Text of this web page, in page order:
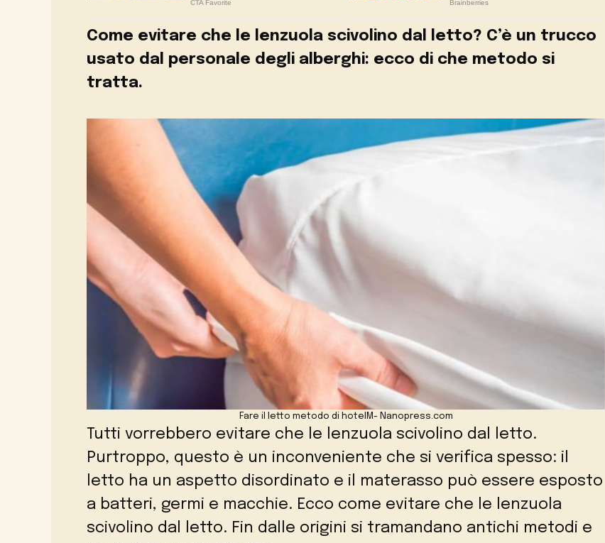
Come evitare che le lenzuola scivolino dal letto? C’è un trucco
usato dal personale degli alberghi: ecco di che metodo si
tratta.
Fare il letto metodo di hotelM- Nanopress.com
Tutti vorrebbero evitare che le lenzuola scivolino dal letto.
Purtroppo, questo è un inconveniente che si verifica spesso: il
letto ha un aspetto disordinato e il materasso può essere esposto
a batteri, germi e macchie. Ecco come evitare che le lenzuola
scivolino dal letto. Fin dalle origini si tramandano antichi metodi e